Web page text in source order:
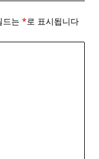
드는 *로 표시됩니다